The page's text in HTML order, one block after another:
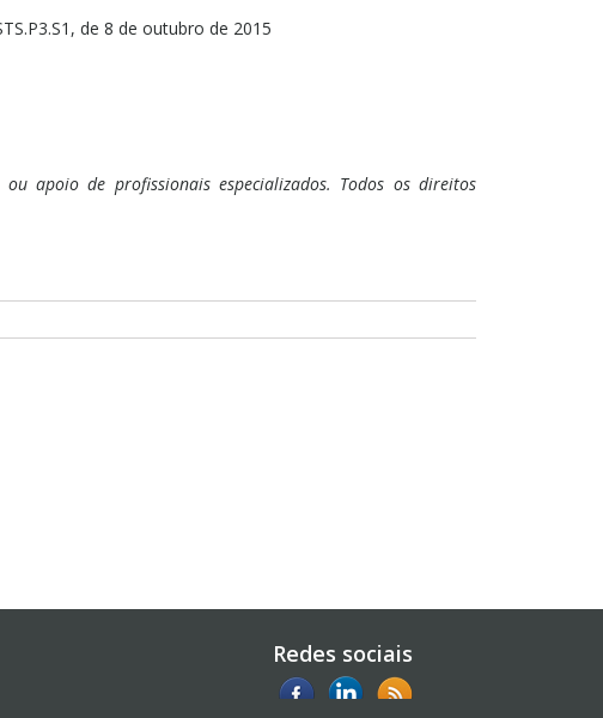
de 8 de outubro de 2015
apoio de profissionais especializados. Todos os direitos
Redes sociais